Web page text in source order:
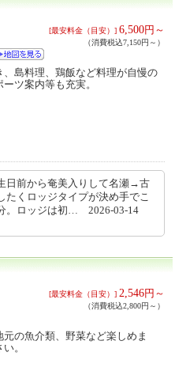
[最安料金（目安）] 6,500円～
（消費税込7,150円～）
島料理、鶏飯など料理が自慢の
ツ案内等も充実。
日前から奄美入りして名瀬→古
くロッジタイプが決め手でこ
。ロッジは初… 2026-03-14
[最安料金（目安）] 2,546円～
（消費税込2,800円～）
の魚介類、野菜など楽しめま
。